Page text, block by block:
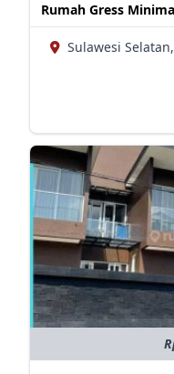
Rumah Gress
Sulawesi Selatan,